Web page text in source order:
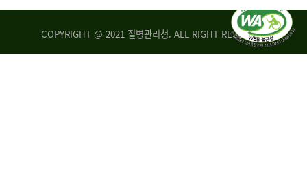
COPYRIGHT @ 2021 질병관리청. ALL RIGHT RESERVED